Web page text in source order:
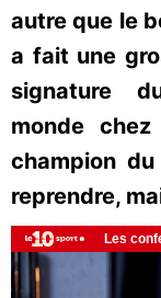
autre que le
a fait une
signature
monde
champion
reprendre,